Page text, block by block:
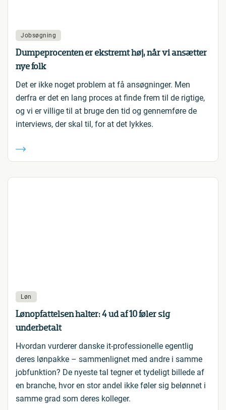
Jobsøgning
Dumpeprocenten er ekstremt høj, når vi ansætter
nye folk
Det er ikke noget problem at få ansøgninger. Men
derfra er det en lang proces at finde frem til de rigtige,
og vi er villige til at bruge den tid og gennemføre de
interviews, der skal til, for at det lykkes.
Løn
Lønopfattelsen halter: 4 ud af 10 føler sig
underbetalt
Hvordan vurderer danske it-professionelle egentlig
deres lønpakke – sammenlignet med andre i samme
jobfunktion? De nyeste tal tegner et tydeligt billede af
en branche, hvor en stor andel ikke føler sig belønnet i
samme grad som deres kolleger.